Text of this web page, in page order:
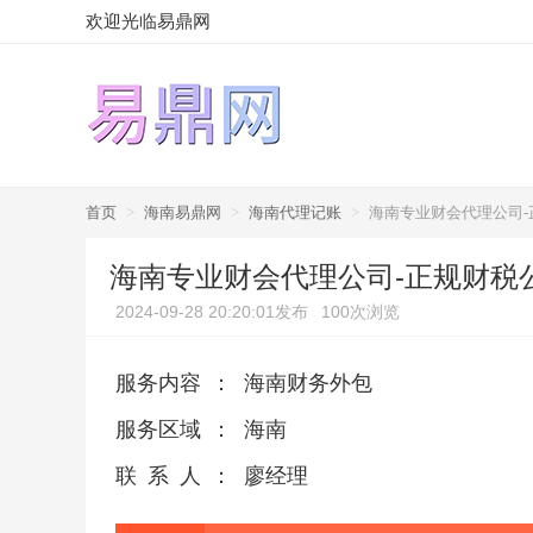
欢迎光临易鼎网
首页 > 海南易鼎网 > 海南代理记账 > 海南专业财会代理公司
海南专业财会代理公司-正规财税
2024-09-28 20:20:01发布 100次浏览
服务内容 ：
海南财务外包
服务区域
：
海南
联系人
： 廖经理